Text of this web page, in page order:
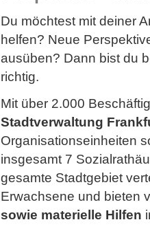
Du möchtest mit deiner
helfen? Neue
ausüben? Dann bist du
richtig.
Mit über 2.000
Stadtverwaltung
Organisationseinheiten
insgesamt 7
gesamte Stadtgebiet
Erwachsene und bieten
sowie materielle Hilfen